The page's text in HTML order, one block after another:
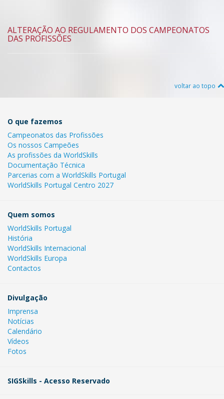
ALTERAÇÃO AO REGULAMENTO DOS CAMPEONATOS
DAS PROFISSÕES
voltar ao topo
O que fazemos
Campeonatos das Profissões
Os nossos Campeões
As profissões da WorldSkills
Documentação Técnica
Parcerias com a WorldSkills Portugal
WorldSkills Portugal Centro 2027
Quem somos
WorldSkills Portugal
História
WorldSkills Internacional
WorldSkills Europa
Contactos
Divulgação
Imprensa
Notícias
Calendário
Vídeos
Fotos
SIGSkills - Acesso Reservado